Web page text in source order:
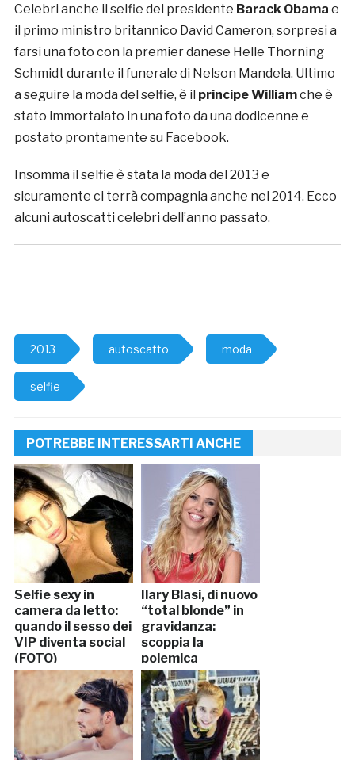
Celebri anche il selfie del presidente Barack Obama e
il primo ministro britannico David Cameron, sorpresi a
farsi una foto con la premier danese Helle Thorning
Schmidt durante il funerale di Nelson Mandela. Ultimo
a seguire la moda del selfie, è il principe Williamche è
stato immortalato in una foto da una dodicenne e
postato prontamente su Facebook.
Insomma il selfie è stata la moda del 2013 e
sicuramente ci terrà compagnia anche nel 2014. Ecco
alcuni autoscatti celebri dell’anno passato.
2013 autoscatto moda
selfie
POTREBBE INTERESSARTI ANCHE
Selfie sexy in
camera da letto:
quando il sesso dei
VIP diventa social
(FOTO)
Ilary Blasi, di nuovo
“total blonde” in
gravidanza:
scoppia la
polemica